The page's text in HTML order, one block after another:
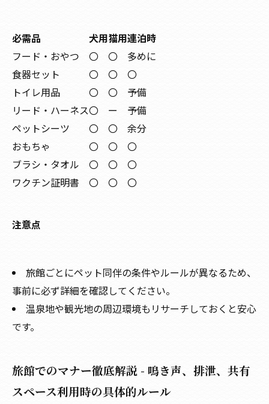
必需品 犬用猫用連泊時
フード・おやつ
〇 〇
多めに
食器セット
〇 〇
〇
トイレ用品
〇 〇
予備
リード・ハーネス〇 ー
予備
ペットシーツ
〇 〇
余分
おもちゃ
〇 〇
〇
ブラシ・タオル
〇 〇
〇
ワクチン証明書
〇 〇 〇
注意点
旅館ごとにペット同伴の条件やルールが異なるため、
事前に必ず詳細を確認してください。
温泉地や観光地の周辺環境もリサーチしておくと安心
です。
旅館でのマナー徹底解説 - 鳴き声、排泄、共有
スペース利用時の具体的ルール